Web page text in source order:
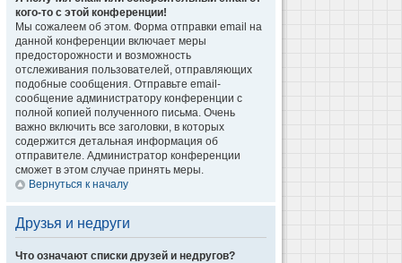
кого-то с этой конференции!
Мы сожалеем об этом. Форма отправки email на
данной конференции включает меры
предосторожности и возможность
отслеживания пользователей, отправляющих
подобные сообщения. Отправьте email-
сообщение администратору конференции с
полной копией полученного письма. Очень
важно включить все заголовки, в которых
содержится детальная информация об
отправителе. Администратор конференции
сможет в этом случае принять меры.
Вернуться к началу
Друзья и недруги
Что означают списки друзей и недругов?